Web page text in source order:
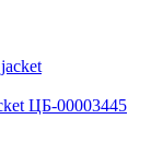
ЦБ-00003445